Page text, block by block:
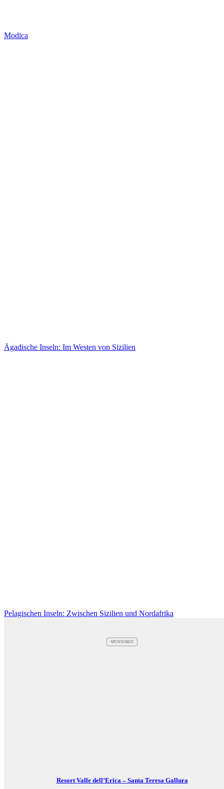
Modica
Ägadische Inseln: Im Westen von Sizilien
Pelagischen Inseln: Zwischen Sizilien und Nordafrika
SPONSORED
Resort Valle dell’Erica – Santa Teresa Gallura